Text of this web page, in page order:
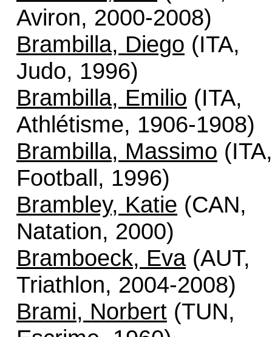
Aviron, 2000-2008)
Brambilla, Diego (ITA,
Judo, 1996)
Brambilla, Emilio (ITA,
Athlétisme, 1906-1908)
Brambilla, Massimo (ITA,
Football, 1996)
Brambley, Katie (CAN,
Natation, 2000)
Bramboeck, Eva(AUT,
Triathlon, 2004-2008)
Brami, Norbert (TUN,